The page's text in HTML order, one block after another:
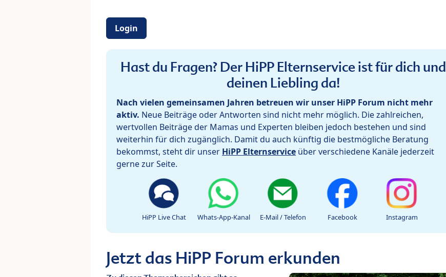
Login
Hast du Fragen? Der HiPP Elternservice ist für dich und
deinen Liebling da!
Nach vielen gemeinsamen Jahren betreuen wir unser HiPP Forum nicht mehr
aktiv. Neue Beiträge oder Antworten sind nicht mehr möglich. Die zahlreichen,
wertvollen Beiträge der Mamas und Experten bleiben jedoch bestehen und sind
weiterhin für dich zugänglich. Damit du auch künftig die bestmögliche Beratung
bekommst, steht dir unser HiPP Elternservice über verschiedene Kanäle jederzeit
gerne zur Seite.
HiPP Live Chat Whats-App-Kanal E-Mail / Telefon Facebook Instagram
Jetzt das HiPP Forum erkunden